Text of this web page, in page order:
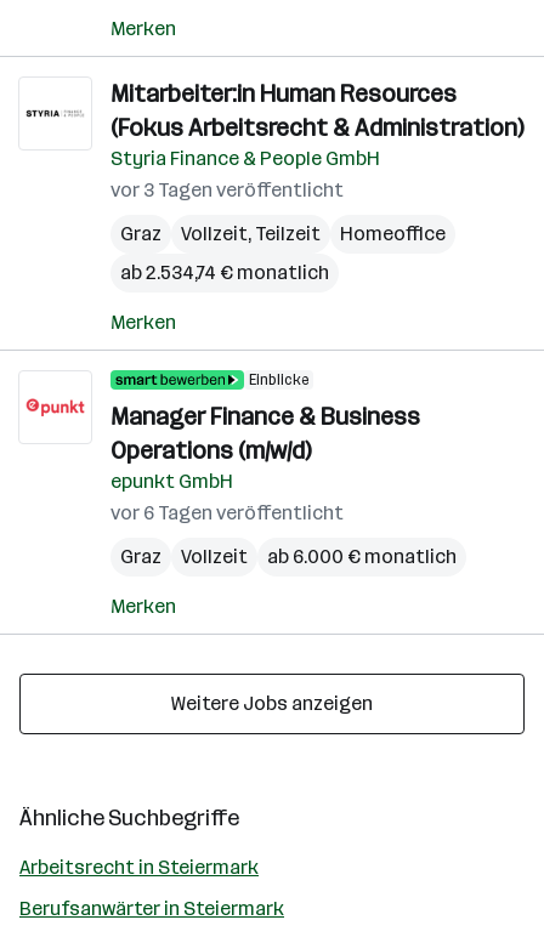
Merken
Mitarbeiter:in Human Resources
(Fokus Arbeitsrecht & Administration)
Styria Finance & People GmbH
vor 3 Tagen veröffentlicht
Graz
Vollzeit, Teilzeit
Homeoffice
ab 2.534,74 € monatlich
Merken
Einblicke
Manager Finance & Business
Operations (m/w/d)
epunkt GmbH
vor 6 Tagen veröffentlicht
Graz
Vollzeit ab 6.000 € monatlich
Merken
Weitere Jobs anzeigen
Ähnliche Suchbegriffe
Arbeitsrecht in Steiermark
Berufsanwärter in Steiermark